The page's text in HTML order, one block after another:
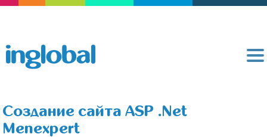
Создание сайта ASP .Net
Menexpert